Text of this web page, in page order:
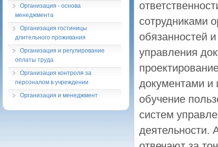
сотрудниками
обязанностей
управления
документами и
обучение
систем
деятельности.
Организация - основа
менеджмента
Организация гостиницы
длительного проживания
Организация и регулирование
оплаты труда
Организация контроля за
персоналом в учреждении
Организация и менеджмент